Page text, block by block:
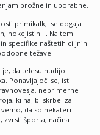
prožne in uporabne.
primikalk, se dogaja
hokejistih…. Na tem
specifike naštetih ciljnih
težave.
je, da telesu nudijo
Ponavljajoči se, isti
neprimerne
ki naj bi skrbel za
da so nekateri
zvrsti športa, načina